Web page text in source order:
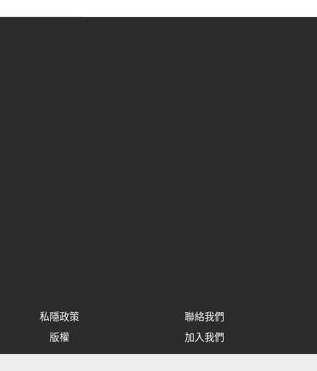
私隱政策
聯絡我們
版權
加入我們